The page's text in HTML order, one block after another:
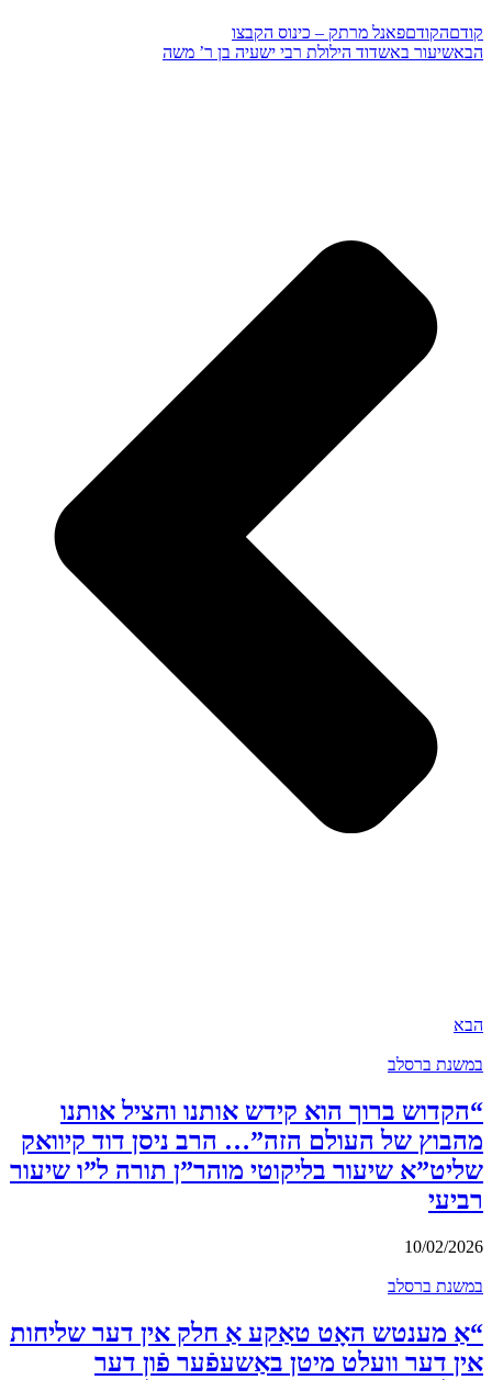
קודםהקודםפאנל מרתק – כינוס הקבצו
הבאשיעור באשדוד הילולת רבי ישעיה בן ר’ משה
הבא
במשנת ברסלב
“הקדוש ברוך הוא קידש אותנו והציל אותנו
מהבוץ של העולם הזה”… הרב ניסן דוד קיוואק
שליט”א שיעור בליקוטי מוהר”ן תורה ל”ו שיעור
רביעי
10/02/2026
במשנת ברסלב
“אַ מענטש האָט טאַקע אַ חלק אין דער שליחות
אין דער וועלט מיטן באַשעפֿער פֿון דער